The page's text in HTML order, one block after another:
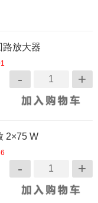
路放大器
2×75 W